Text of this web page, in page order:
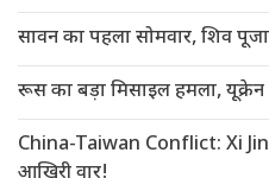
सावन का पहला सोमवार, शिव
रूस का बड़ा मिसाइल हमला, यूक्रेन
China-Taiwan Conflict: Xi